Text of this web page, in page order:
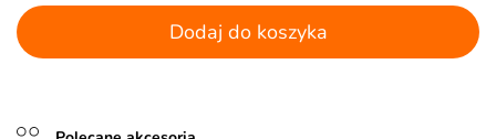
Dodaj do koszyka